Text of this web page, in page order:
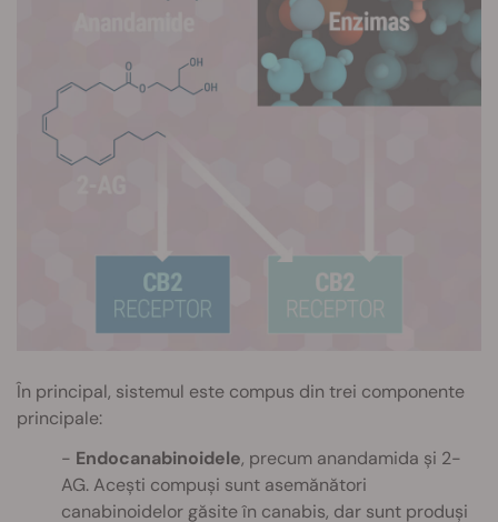
În principal, sistemul este compus din trei componente
principale:
Endocanabinoidele, precum anandamida și 2-
AG. Acești compuși sunt asemănători
canabinoidelor găsite în canabis, dar sunt produși